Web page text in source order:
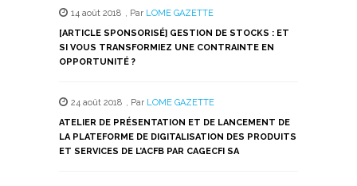
14 août 2018 , Par LOME GAZETTE
[ARTICLE SPONSORISÉ] GESTION DE STOCKS : ET
SI VOUS TRANSFORMIEZ UNE CONTRAINTE EN
OPPORTUNITÉ ?
24 août 2018 , Par LOME GAZETTE
ATELIER DE PRÉSENTATION ET DE LANCEMENT DE
LA PLATEFORME DE DIGITALISATION DES PRODUITS
ET SERVICES DE L’ACFB PAR CAGECFI SA